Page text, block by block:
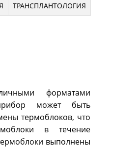
ТРАНСПЛАНТОЛОГИЯ
форматами
может быть
термоблоков, что
в течение
выполнены